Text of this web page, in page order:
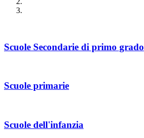
Scuole Secondarie di primo grado
Scuole primarie
Scuole dell'infanzia